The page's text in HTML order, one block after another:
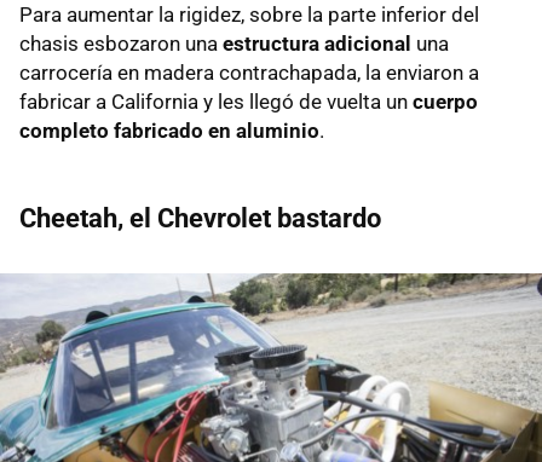
Para aumentar la rigidez, sobre la parte inferior del
chasis esbozaron una estructura adicional una
carrocería en madera contrachapada, la enviaron a
fabricar a California y les llegó de vuelta un cuerpo
completo fabricado en aluminio.
Cheetah, el Chevrolet bastardo